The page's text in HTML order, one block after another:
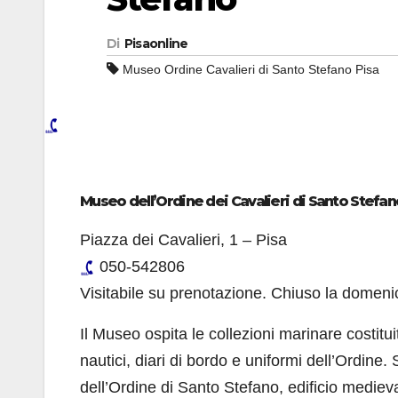
Di Pisaonline
Museo Ordine Cavalieri di Santo Stefano Pisa
Museo dell’Ordine dei Cavalieri di Santo
Piazza dei Cavalieri, 1 – Pisa
050-542806
Visitabile su prenotazione. Chiuso la
Il Museo ospita le collezioni marinare
nautici, diari di bordo e uniformi
dell’Ordine di Santo Stefano, edificio